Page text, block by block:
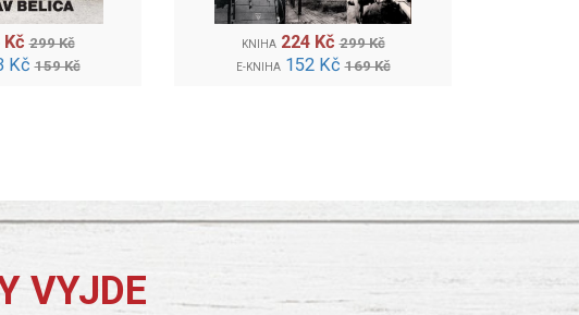
Kč 299 Kč
Kč 159 Kč
KNIHA 224 Kč 299 Kč
E-KNIHA 152 Kč 169 Kč
VYJDE